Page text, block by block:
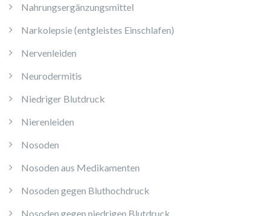
Nahrungsergänzungsmittel
Narkolepsie (entgleistes Einschlafen)
Nervenleiden
Neurodermitis
Niedriger Blutdruck
Nierenleiden
Nosoden
Nosoden aus Medikamenten
Nosoden gegen Bluthochdruck
Nosoden gegen niedrigen Blutdruck